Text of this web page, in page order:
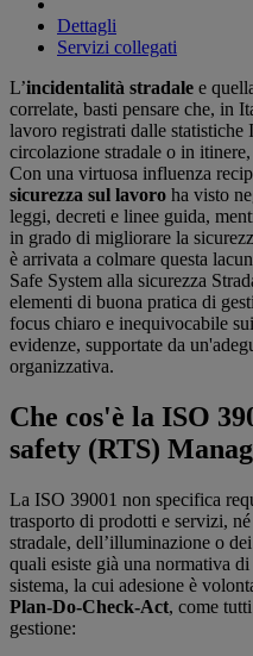
Dettagli
Servizi collegati
L’incidentalità stradale e
correlate, basti pensare che, in
lavoro registrati dalle
circolazione stradale o in
Con una virtuosa influenza
sicurezza sul lavoro ha visto
leggi, decreti e linee guida,
in grado di migliorare la
è arrivata a colmare questa
Safe System alla sicurezza
elementi di buona pratica di
focus chiaro e inequivocabile
evidenze, supportate da
organizzativa.
Che cos'è la ISO
safety (RTS)
La ISO 39001 non specifica
trasporto di prodotti e servizi,
stradale, dell’illuminazione o
quali esiste già una normativa
sistema, la cui adesione è
Plan-Do-Check-Act, come
gestione: